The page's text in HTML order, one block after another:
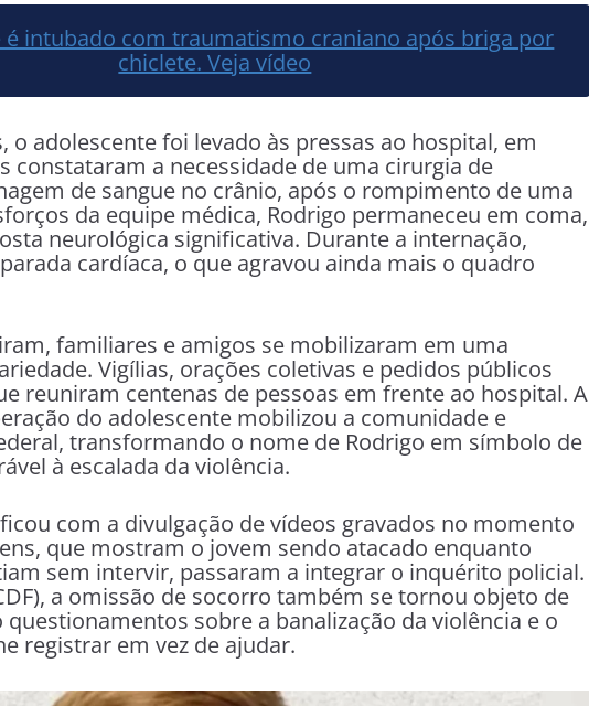
é intubado com traumatismo craniano após briga por
chiclete. Veja vídeo
o adolescente foi levado às pressas ao hospital, em
constataram a necessidade de uma cirurgia de
de sangue no crânio, após o rompimento de uma
da equipe médica, Rodrigo permaneceu em coma,
neurológica significativa. Durante a internação,
cardíaca, o que agravou ainda mais o quadro
familiares e amigos se mobilizaram em uma
Vigílias, orações coletivas e pedidos públicos
reuniram centenas de pessoas em frente ao hospital. A
do adolescente mobilizou a comunidade e
transformando o nome de Rodrigo em símbolo de
à escalada da violência.
com a divulgação de vídeos gravados no momento
que mostram o jovem sendo atacado enquanto
sem intervir, passaram a integrar o inquérito policial.
a omissão de socorro também se tornou objeto de
sobre a banalização da violência e o
registrar em vez de ajudar.